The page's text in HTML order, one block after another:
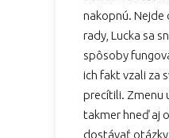
nakopnú. Nejde
rady, Lucka sa
spôsoby
ich fakt vzali za
precítili. Zmenu
takmer hneď aj
dostávať